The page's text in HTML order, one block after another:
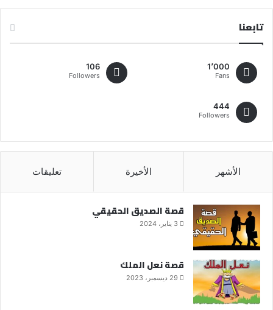
تابعنا
1٬000
Fans
106
Followers
444
Followers
الأشهر الأخيرة تعليقات
قصة الصديق الحقيقي
3 يناير، 2024
قصة نعل الملك
29 ديسمبر، 2023